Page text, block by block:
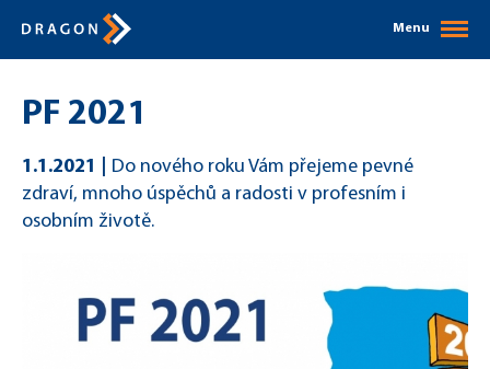
Menu
PF 2021
1.1.2021
Do nového roku Vám přejeme pevné
zdraví, mnoho úspěchů a radosti v profesním i
osobním životě.